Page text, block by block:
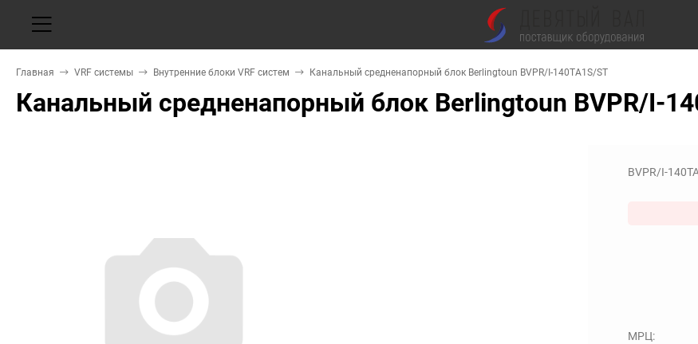
Главная VRF системы Внутренние блоки VRF систем Канальный средненапорный блок Berlingtoun BVPR/I-140TA1S/ST
Канальный средненапорный блок Berlingtoun BVPR/I-
BVPR/I-
МРЦ: